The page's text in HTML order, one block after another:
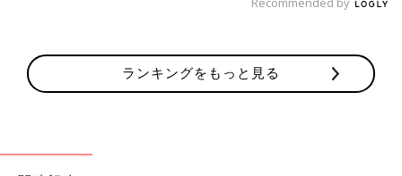
ランキングをもっと見る